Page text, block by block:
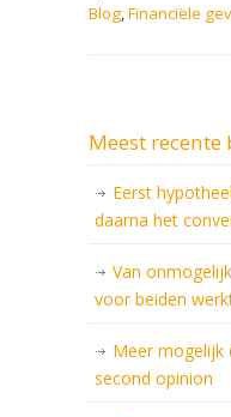
Blog,Financiële
Meest recente
Eerst
daarna het
Van
voor beiden
Meer mogelijk
second opinion